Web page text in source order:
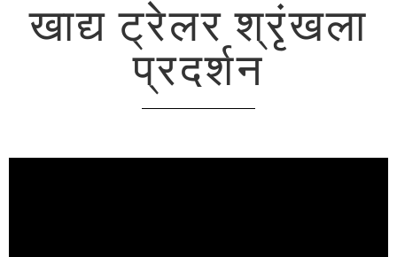
खाद्य ट्रेलर श्रृंखला
प्रदर्शन